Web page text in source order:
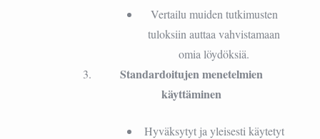
Vertailu muiden tutkimusten
tuloksiin auttaa vahvistamaan
omia löydöksiä.
Standardoitujen menetelmien
käyttäminen
Hyväksytyt ja yleisesti käytetyt